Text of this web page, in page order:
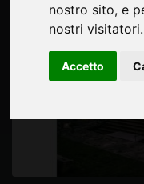
nostro sito, e
nostri visitatori.
Accetto